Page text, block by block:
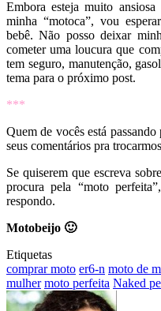
Embora esteja muito
minha “motoca”, vou
bebê. Não posso deixar
cometer uma loucura que
tem seguro, manutenção,
tema para o próximo post.
***
Quem de vocês está
seus comentários pra
Se quiserem que escreva
procura pela “moto
respondo.
Motobeijo 🙂
Etiquetas
comprar moto er6-n moto de
mulher moto perfeita Naked